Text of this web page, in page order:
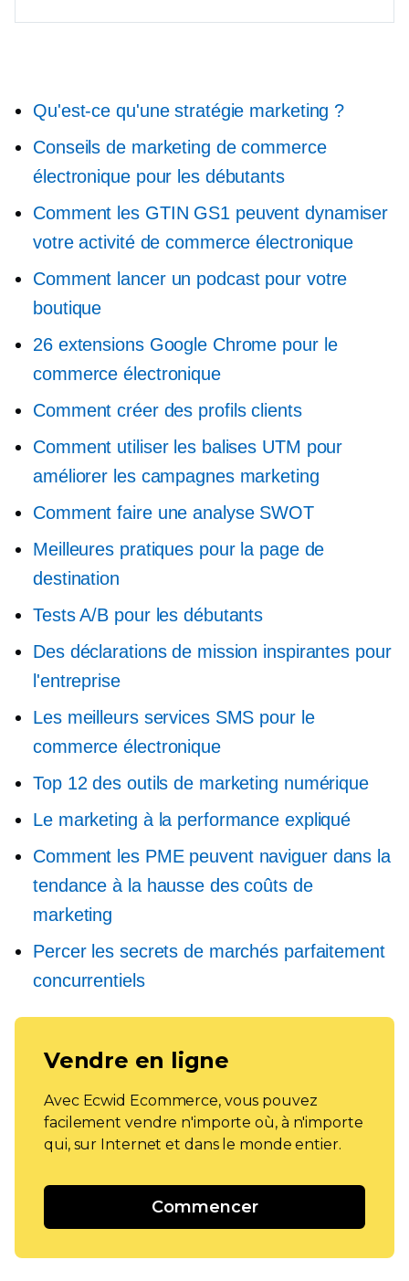
Qu'est-ce qu'une stratégie marketing ?
Conseils de marketing de commerce
électronique pour les débutants
Comment les GTIN GS1 peuvent dynamiser
votre activité de commerce électronique
Comment lancer un podcast pour votre
boutique
26 extensions Google Chrome pour le
commerce électronique
Comment créer des profils clients
Comment utiliser les balises UTM pour
améliorer les campagnes marketing
Comment faire une analyse SWOT
Meilleures pratiques pour la page de
destination
Tests A/B pour les débutants
Des déclarations de mission inspirantes pour
l'entreprise
Les meilleurs services SMS pour le
commerce électronique
Top 12 des outils de marketing numérique
Le marketing à la performance expliqué
Comment les PME peuvent naviguer dans la
tendance à la hausse des coûts de
marketing
Percer les secrets de marchés parfaitement
concurrentiels
Vendre en ligne
Avec Ecwid Ecommerce, vous pouvez
facilement vendre n'importe où, à n'importe
qui, sur Internet et dans le monde entier.
Commencer